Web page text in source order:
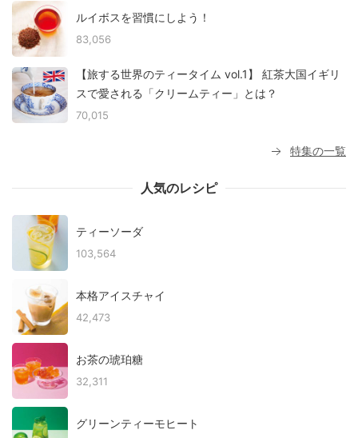
ルイボスを習慣にしよう！
83,056
【旅する世界のティータイム vol.1】 紅茶大国イギリ
スで愛される「クリームティー」とは？
70,015
特集の一覧
人気のレシピ
ティーソーダ
103,564
本格アイスチャイ
42,473
お茶の琥珀糖
32,311
グリーンティーモヒート